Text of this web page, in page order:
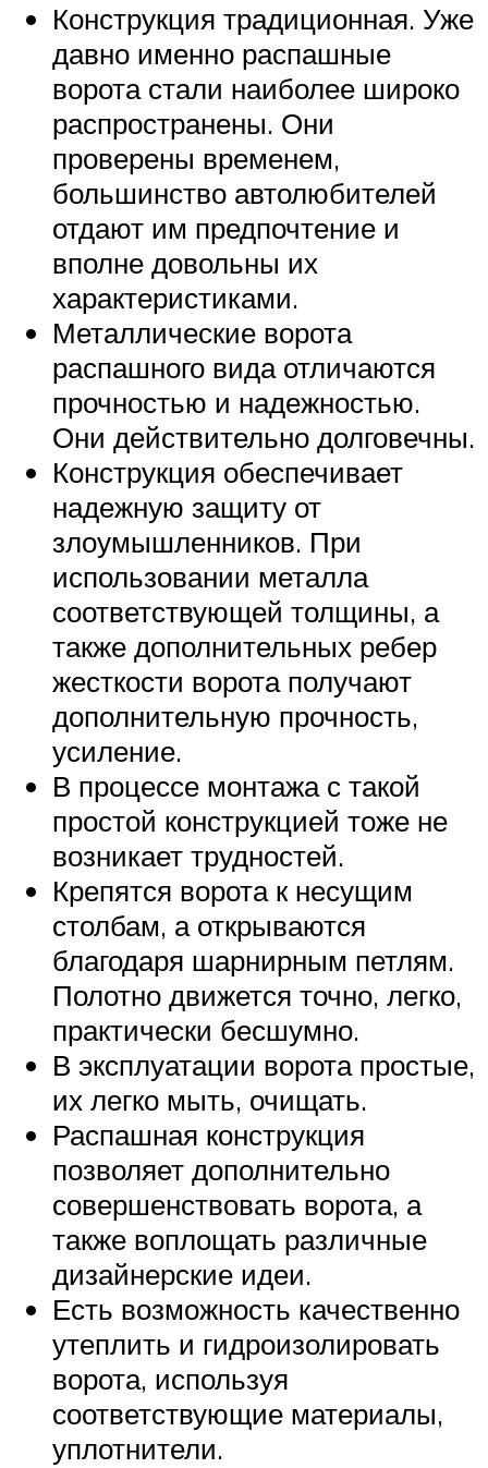
Конструкция традиционная. Уже
давно именно распашные
ворота стали наиболее широко
распространены. Они
проверены временем,
большинство автолюбителей
отдают им предпочтение и
вполне довольны их
характеристиками.
Металлические ворота
распашного вида отличаются
прочностью и надежностью.
Они действительно долговечны.
Конструкция обеспечивает
надежную защиту от
злоумышленников. При
использовании металла
соответствующей толщины, а
также дополнительных ребер
жесткости ворота получают
дополнительную прочность,
усиление.
В процессе монтажа с такой
простой конструкцией тоже не
возникает трудностей.
Крепятся ворота к несущим
столбам, а открываются
благодаря шарнирным петлям.
Полотно движется точно, легко,
практически бесшумно.
В эксплуатации ворота простые,
их легко мыть, очищать.
Распашная конструкция
позволяет дополнительно
совершенствовать ворота, а
также воплощать различные
дизайнерские идеи.
Есть возможность качественно
утеплить и гидроизолировать
ворота, используя
соответствующие материалы,
уплотнители.